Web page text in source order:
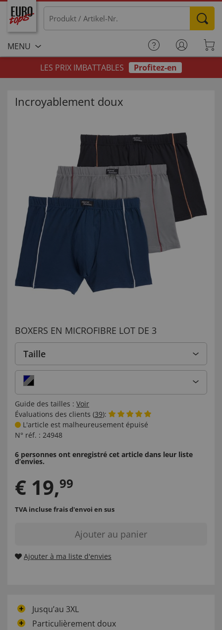
MENU
LES PRIX IMBATTABLES
Profitez-en
Incroyablement doux
BOXERS EN MICROFIBRE LOT DE 3
Taille
Guide des tailles : Voir
Évaluations des clients (39):
L'article est malheureusement épuisé
N° réf. : 24948
6 personnes ont enregistré cet article dans leur liste
d’envies.
€ 19,99
TVA incluse frais d'envoi en sus
Ajouter au panier
Ajouter à ma liste d'envies
Jusqu’au 3XL
Particulièrement doux